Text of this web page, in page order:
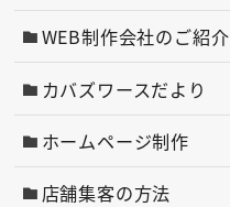
WEB制作会社のご紹介
カバズワースだより
ホームページ制作
店舗集客の方法